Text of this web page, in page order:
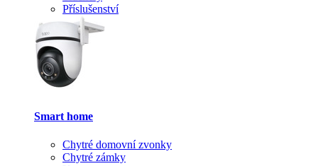
Příslušenství
Smart home
Chytré domovní zvonky
Chytré zámky